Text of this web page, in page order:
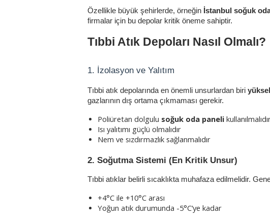
Özellikle büyük şehirlerde, örneğin İstanbul soğuk
firmalar için bu depolar kritik öneme sahiptir.
Tıbbi Atık Depoları Nasıl Olmalı?
1. İzolasyon ve Yalıtım
Tıbbi atık depolarında en önemli unsurlardan biri
gazlarının dış ortama çıkmaması gerekir.
Poliüretan dolgulu soğuk oda paneli
Isı yalıtımı güçlü olmalıdır
Nem ve sızdırmazlık sağlanmalıdır
2. Soğutma Sistemi (En Kritik Unsur)
Tıbbi atıklar belirli sıcaklıkta muhafaza edilmelidir.
+4°C ile +10°C arası
Yoğun atık durumunda -5°C’ye kadar